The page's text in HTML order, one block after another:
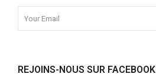
REJOINS-NOUS SUR FACEBOOK